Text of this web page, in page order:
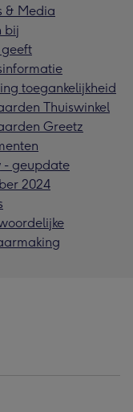
& Media
bij
toegankelijkheid
Thuiswinkel
Greetz
- geupdate
2024